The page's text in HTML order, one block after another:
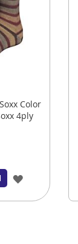
Color
4ply
VOEG
TOE